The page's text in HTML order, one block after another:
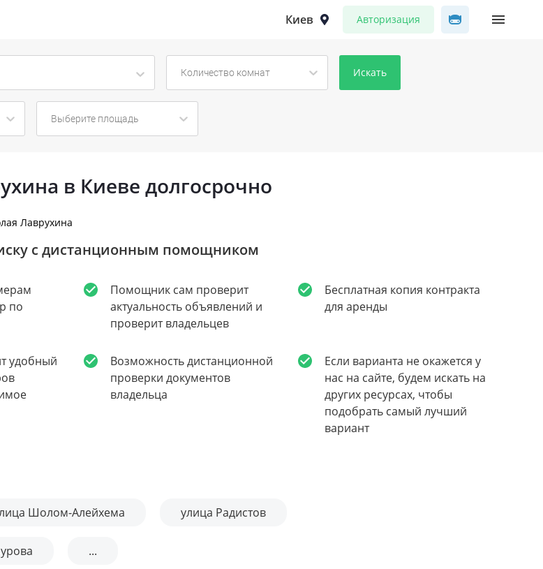
Киев Авторизация
Количество комнат Искать
Выберите площадь
в Киеве долгосрочно
Лаврухина
с дистанционным помощником
по
Помощник сам проверит
актуальность объявлений и
проверит владельцев
Бесплатная копия контракта
для аренды
удобный
Возможность дистанционной
проверки документов
владельца
Если варианта не окажется у
нас на сайте, будем искать на
других ресурсах, чтобы
подобрать самый лучший
вариант
Шолом-Алейхема улица Радистов
...